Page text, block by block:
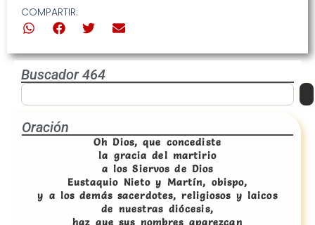
COMPARTIR:
Buscador 464
Oración
Oh Dios, que concediste
la gracia del martirio
a los Siervos de Dios
Eustaquio Nieto y Martín, obispo,
y a los demás sacerdotes, religiosos y laicos
de nuestras diócesis,
haz que sus nombres aparezcan